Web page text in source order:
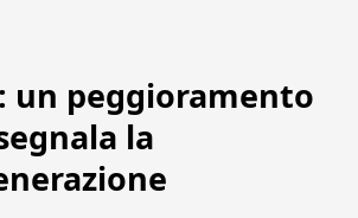
un peggioramento
la